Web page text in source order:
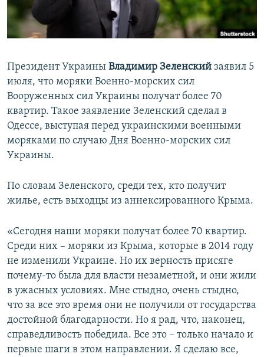
ПОБЕДИТЕЛЕЙ НЕ СУДЯТ?
КРЫМ.НЕПОКОРЕННЫЙ
УКРАИНСКАЯ ПРОБЛЕМА КРЫМА
ПРИСОЕДИНЯЙТЕСЬ!
Все сайты RFE/RL
Президент Украины Владимир Зеленский заявил 5
июля, что моряки Военно-морских сил
Вооруженных сил Украины получат более 70
квартир. Такое заявление Зеленский сделал в
Одессе, выступая перед украинскими военными
моряками по случаю Дня Военно-морских сил
Украины.
По словам Зеленского, среди тех, кто получит
жилье, есть выходцы из аннексированного Крыма.
«Сегодня наши моряки получат более 70 квартир.
Среди них – моряки из Крыма, которые в 2014 году
не изменили Украине. Но их верность присяге
почему-то была для власти незаметной, и они жили
в ужасных условиях. Мне стыдно, очень стыдно,
что за все это время они не получили от государства
достойной благодарности. Но я рад, что, наконец,
справедливость победила. Все это – только начало и
первые шаги в этом направлении. Я сделаю все,